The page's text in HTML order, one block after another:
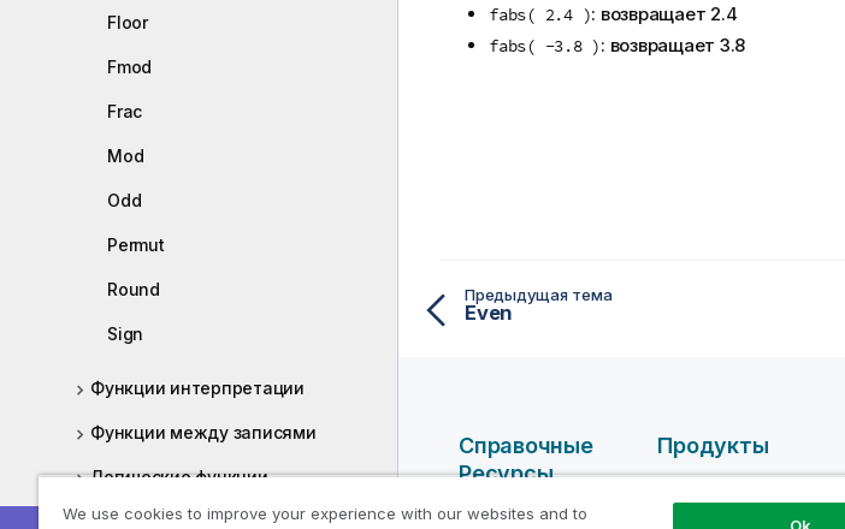
Floor
Fmod
Frac
Mod
Odd
Permut
Round
Sign
Функции интерпретации
Функции между записями
Логические функции
Функции сопоставления
fabs( 2.4 ): возвращает 2.4
fabs( -3.8 ): возвращает 3.8
Предыдущая тема
Even
Справочные
Ресурсы
Справочные
Продукты
КАЧЕСТВО
We use cookies to improve your experience with our websites and to